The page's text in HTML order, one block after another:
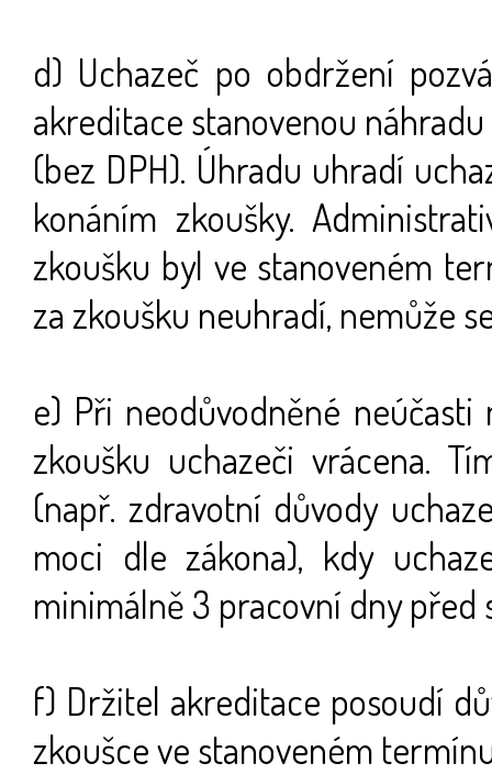
d) Uchazeč po obdržení
akreditace stanovenou
(bez DPH). Úhradu uhradí
konáním zkoušky.
zkoušku byl ve stanoveném
za zkoušku neuhradí, nemůže
e) Při neodůvodněné
zkoušku uchazeči vrácena.
(např. zdravotní důvody
moci dle zákona), kdy
minimálně 3 pracovní dny
f) Držitel akreditace posoudí
zkoušce ve stanoveném